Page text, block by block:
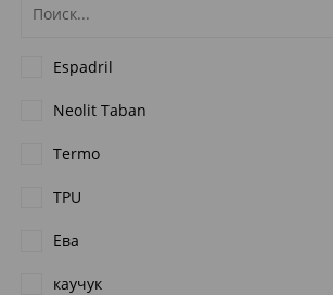
Espadril
Neolit Taban
Termo
TPU
Ева
каучук